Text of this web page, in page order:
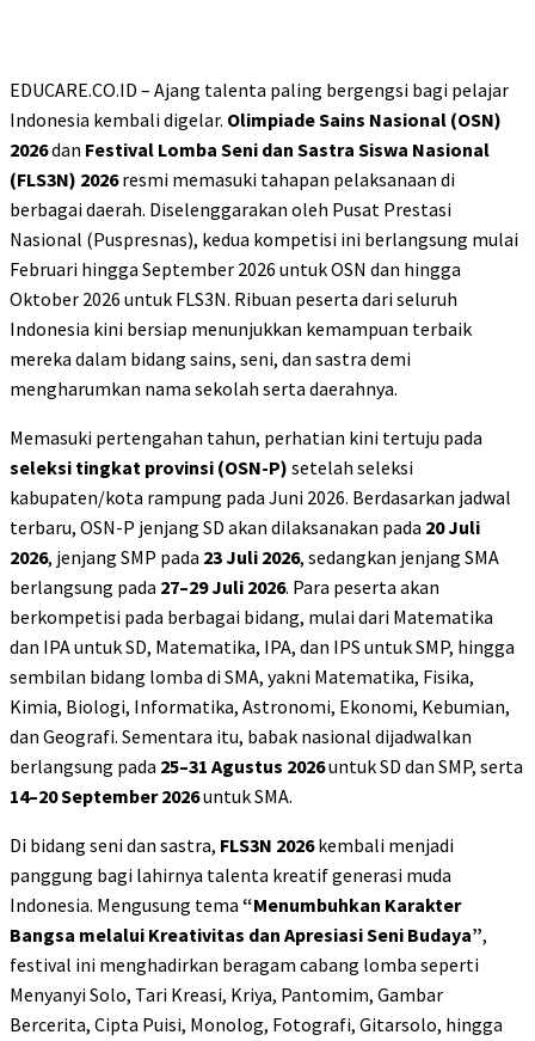
EDUCARE.CO.ID – Ajang talenta paling bergengsi bagi pelajar
Indonesia kembali digelar. Olimpiade Sains Nasional (OSN)
2026dan Festival Lomba Seni dan Sastra Siswa Nasional
(FLS3N) 2026resmi memasuki tahapan pelaksanaan di
berbagai daerah. Diselenggarakan oleh Pusat Prestasi
Nasional (Puspresnas), kedua kompetisi ini berlangsung mulai
Februari hingga September 2026 untuk OSN dan hingga
Oktober 2026 untuk FLS3N. Ribuan peserta dari seluruh
Indonesia kini bersiap menunjukkan kemampuan terbaik
mereka dalam bidang sains, seni, dan sastra demi
mengharumkan nama sekolah serta daerahnya.
Memasuki pertengahan tahun, perhatian kini tertuju pada
seleksi tingkat provinsi (OSN-P) setelah seleksi
kabupaten/kota rampung pada Juni 2026. Berdasarkan jadwal
terbaru, OSN-P jenjang SD akan dilaksanakan pada 20 Juli
2026, jenjang SMP pada 23 Juli 2026, sedangkan jenjang SMA
berlangsung pada 27–29 Juli 2026. Para peserta akan
berkompetisi pada berbagai bidang, mulai dari Matematika
dan IPA untuk SD, Matematika, IPA, dan IPS untuk SMP, hingga
sembilan bidang lomba di SMA, yakni Matematika, Fisika,
Kimia, Biologi, Informatika, Astronomi, Ekonomi, Kebumian,
dan Geografi. Sementara itu, babak nasional dijadwalkan
berlangsung pada 25–31 Agustus 2026untuk SD dan SMP, serta
14–20 September 2026untuk SMA.
Di bidang seni dan sastra, FLS3N 2026kembali menjadi
panggung bagi lahirnya talenta kreatif generasi muda
Indonesia. Mengusung tema “Menumbuhkan Karakter
Bangsa melalui Kreativitas dan Apresiasi Seni Budaya”,
festival ini menghadirkan beragam cabang lomba seperti
Menyanyi Solo, Tari Kreasi, Kriya, Pantomim, Gambar
Bercerita, Cipta Puisi, Monolog, Fotografi, Gitarsolo, hingga